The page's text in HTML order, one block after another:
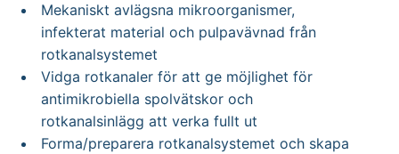
Mekaniskt avlägsna mikroorganismer,
infekterat material och pulpavävnad från
rotkanalsystemet
Vidga rotkanaler för att ge möjlighet för
antimikrobiella spolvätskor och
rotkanalsinlägg att verka fullt ut
Forma/preparera rotkanalsystemet och skapa